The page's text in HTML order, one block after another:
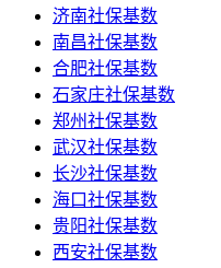
济南社保基数
南昌社保基数
合肥社保基数
石家庄社保基数
郑州社保基数
武汉社保基数
长沙社保基数
海口社保基数
贵阳社保基数
西安社保基数